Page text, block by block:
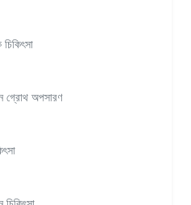
গ্রোথ অপসারণ